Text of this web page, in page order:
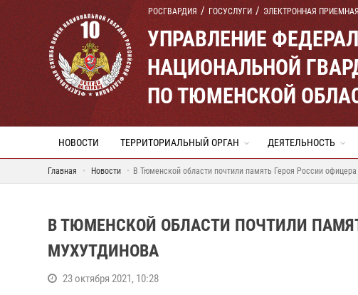
РОСГВАРДИЯ ГОСУСЛУГИ ЭЛЕКТРОННАЯ
УПРАВЛЕНИЕ
НАЦИОНАЛЬНОЙ
ПО ТЮМЕНСКОЙ
НОВОСТИ ТЕРРИТОРИАЛЬНЫЙ ОРГАН ДЕЯТЕЛЬНОСТЬ
Главная Новости В Тюменской области почтили память Героя России
В ТЮМЕНСКОЙ ОБЛАСТИ ПОЧТИЛИ
МУХУТДИНОВА
23 октября 2021, 10:28